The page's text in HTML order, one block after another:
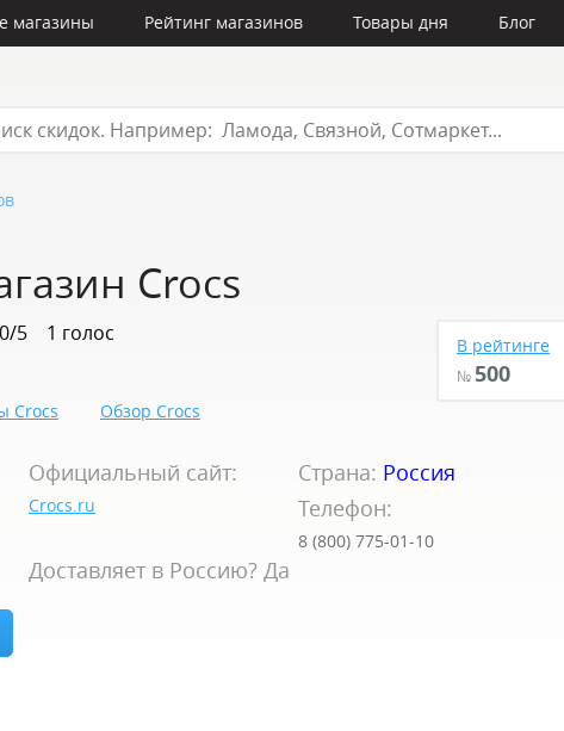
магазины Рейтинг магазинов Товары дня Блог
Crocs
5 1 голос В рейтинге
№ 500
Crocs Обзор Crocs
Официальный сайт:
Crocs.ru
Доставляет в Россию? Да
Страна: Россия
Телефон:
8 (800) 775-01-10